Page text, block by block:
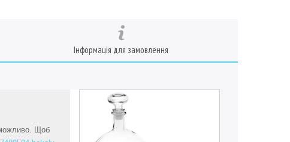
Інформація для замовлення
Щоб